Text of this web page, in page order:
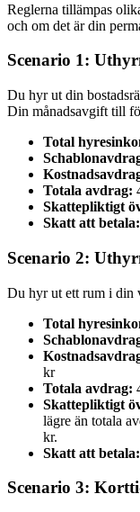
Reglerna tillämpas
och om det är din
Scenario 1:
Du hyr ut din
Din månadsavgift till
Total
Totala avdrag:
Skattepliktigt
Skatt att betala:
Scenario 2:
Du hyr ut ett rum i din
Total
kr
Totala avdrag:
Skattepliktigt
lägre än totala
kr.
Skatt att betala:
Scenario 3: